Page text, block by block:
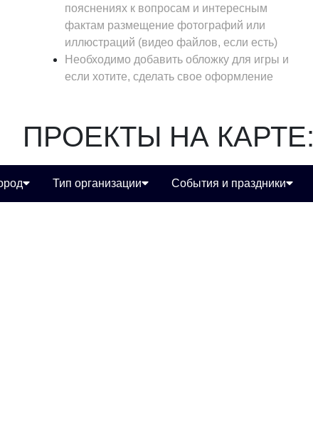
пояснениях к вопросам и интересным
фактам размещение фотографий или
иллюстраций (видео файлов, если есть)
Необходимо добавить обложку для игры и
если хотите, сделать свое оформление
ПРОЕКТЫ НА КАРТЕ:
Тип организации События и праздники